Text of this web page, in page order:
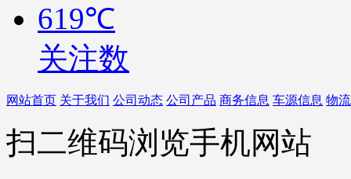
619℃
关注数
网站首页 关于我们 公司动态 公司产品 商务信息 车源信息 物
扫二维码浏览手机网站